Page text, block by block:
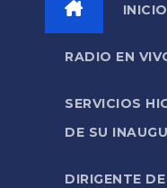
INICIO
RADIO EN
SERVICIOS
DE SU
DIRIGENTE